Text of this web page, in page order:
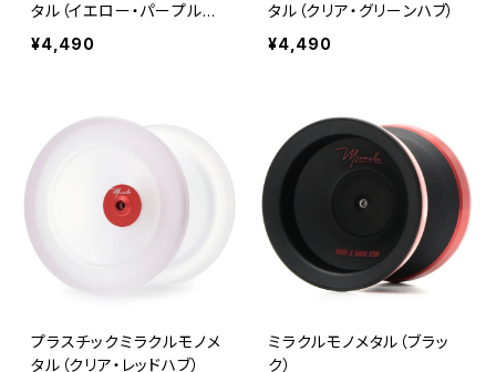
タル（イエロー・パープルハ
ブ）
¥4,490
タル（クリア・グリーンハブ）
¥4,490
プラスチックミラクルモノメ
タル（クリア・レッドハブ）
ミラクルモノメタル（ブラッ
ク）